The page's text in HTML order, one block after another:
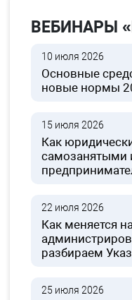
ВЕБИНАРЫ
10 июля 2026
Основные
новые нормы
15 июля 2026
Как
самозанятыми
22 июля 2026
Как меняется
разбираем
25 июля 2026